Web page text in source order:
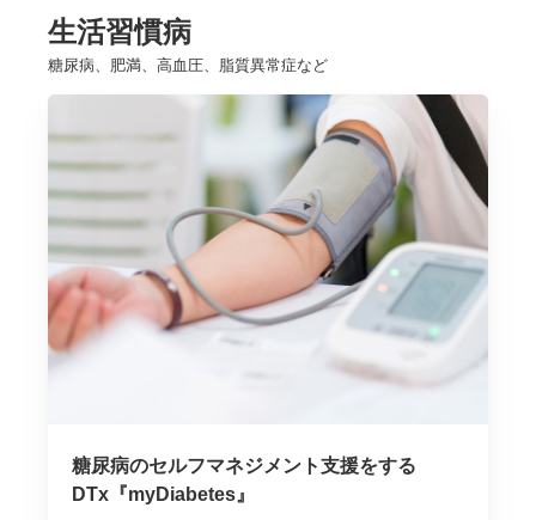
生活習慣病
糖尿病、肥満、高血圧、脂質異常症など
糖尿病のセルフマネジメント支援をする
DTx『myDiabetes』